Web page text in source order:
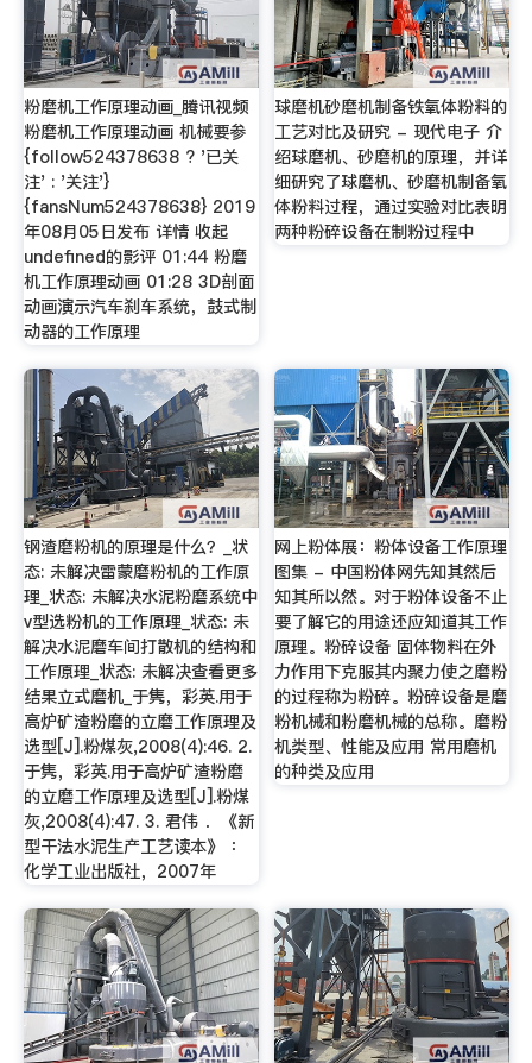
粉磨机工作原理动画_腾讯视频
粉磨机工作原理动画 机械要参
{follow524378638 ? '已关
注' : '关注'}
{fansNum524378638} 2019
年08月05日发布 详情 收起
undefined的影评 01:44 粉磨
机工作原理动画 01:28 3D剖面
动画演示汽车刹车系统，鼓式制
动器的工作原理
球磨机砂磨机制备铁氧体粉料的
工艺对比及研究 - 现代电子 介
绍球磨机、砂磨机的原理，并详
细研究了球磨机、砂磨机制备氧
体粉料过程，通过实验对比表明
两种粉碎设备在制粉过程中
钢渣磨粉机的原理是什么？_状
态: 未解决雷蒙磨粉机的工作原
理_状态: 未解决水泥粉磨系统中
v型选粉机的工作原理_状态: 未
解决水泥磨车间打散机的结构和
工作原理_状态: 未解决查看更多
结果立式磨机_于隽，彩英.用于
高炉矿渣粉磨的立磨工作原理及
选型[J].粉煤灰,2008(4):46. 2.
于隽，彩英.用于高炉矿渣粉磨
的立磨工作原理及选型[J].粉煤
灰,2008(4):47. 3. 君伟 ．《新
型干法水泥生产工艺读本》 ：
化学工业出版社，2007年
网上粉体展：粉体设备工作原理
图集 - 中国粉体网先知其然后
知其所以然。对于粉体设备不止
要了解它的用途还应知道其工作
原理。粉碎设备 固体物料在外
力作用下克服其内聚力使之磨粉
的过程称为粉碎。粉碎设备是磨
粉机械和粉磨机械的总称。磨粉
机类型、性能及应用 常用磨机
的种类及应用